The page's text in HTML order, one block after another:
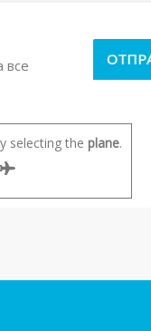
все
selecting the plane.